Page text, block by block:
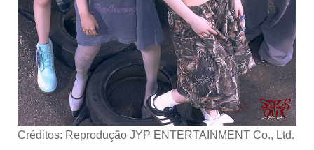
Créditos: Reprodução JYP ENTERTAINMENT Co., Ltd.